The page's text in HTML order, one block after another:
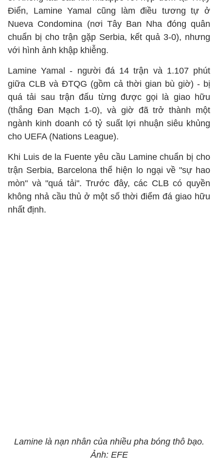
Điển, Lamine Yamal cũng làm điều tương tự ở
Nueva Condomina (nơi Tây Ban Nha đóng quân
chuẩn bị cho trận gặp Serbia, kết quả 3-0), nhưng
với hình ảnh khập khiễng.
Lamine Yamal - người đá 14 trận và 1.107 phút
giữa CLB và ĐTQG (gồm cả thời gian bù giờ) - bị
quá tải sau trận đấu từng được gọi là giao hữu
(thắng Đan Mạch 1-0), và giờ đã trở thành một
ngành kinh doanh có tỷ suất lợi nhuận siêu khủng
cho UEFA (Nations League).
Khi Luis de la Fuente yêu cầu Lamine chuẩn bị cho
trận Serbia, Barcelona thể hiện lo ngại về "sự hao
mòn" và "quá tải". Trước đây, các CLB có quyền
không nhả cầu thủ ở một số thời điểm đá giao hữu
nhất định.
Lamine là nạn nhân của nhiều pha bóng thô bạo.
Ảnh: EFE